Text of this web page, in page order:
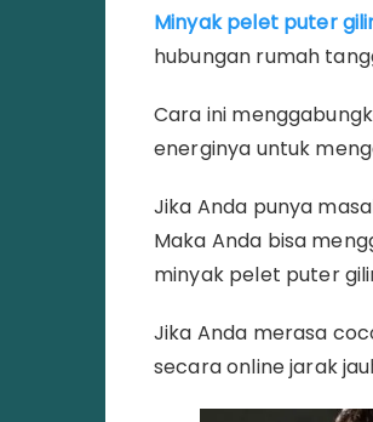
Minyak pelet puter
hubungan rumah
Cara ini
energinya untuk
Jika Anda punya
Maka Anda bisa
minyak pelet puter
Jika Anda merasa
secara online jarak